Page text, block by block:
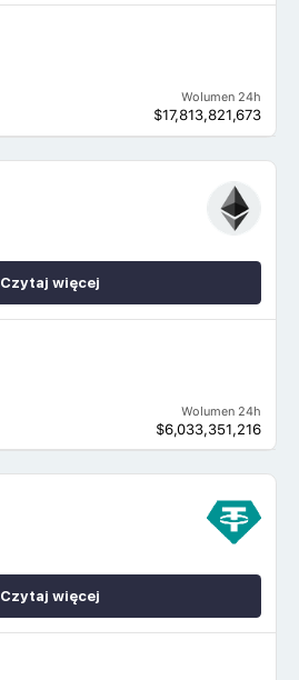
Wolumen 24h
$17,813,821,673
Wolumen 24h
$6,033,351,216
Czytaj więcej
Czytaj więcej